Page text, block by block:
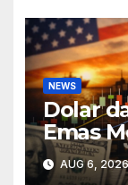
NEWS
Dolar
Emas
AUG 6,